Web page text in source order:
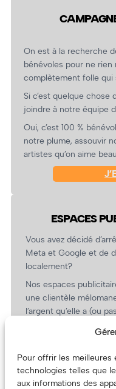
Pour offrir les meilleures
technologies telles que
aux informations des
On est à la recherche
bénévoles pour ne rien
complètement folle qui
Si c’est quelque chose
joindre à notre équipe
Oui, c’est 100 %
notre plume, assouvir
artistes qu’on aime
ESPACES
Vous avez décidé
Meta et Google et de
localement?
Nos espaces
une clientèle
l’argent qu’elle a (ou
revient.
(Oui, on va avoir des